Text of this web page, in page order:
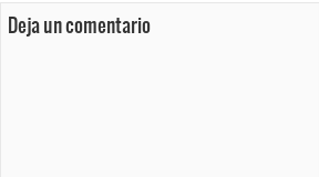
Deja un comentario